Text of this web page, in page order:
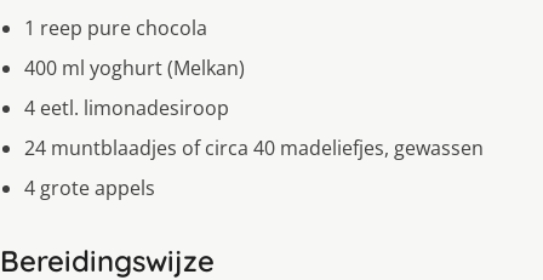
1 reep pure chocola
400 ml yoghurt (Melkan)
4 eetl. limonadesiroop
24 muntblaadjes of circa 40 madeliefjes, gewassen
4 grote appels
Bereidingswijze